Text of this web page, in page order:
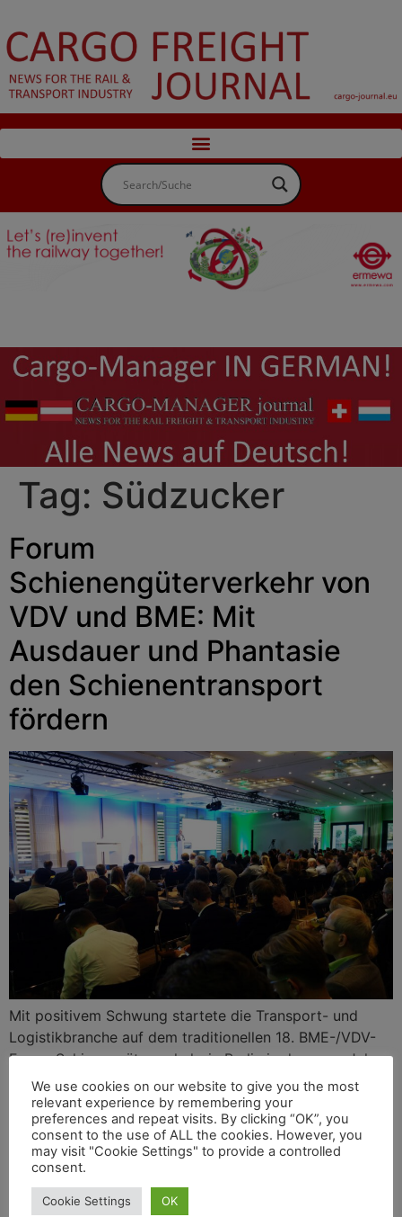
Tag: Südzucker
Forum
Schienengüterverkehr von
VDV und BME: Mit
Ausdauer und Phantasie
den Schienentransport
fördern
Mit positivem Schwung startete die Transport- und
Logistikbranche auf dem traditionellen 18. BME-/VDV-
Forum Schienengüterverkehr in Berlin in das neue Jahr –
trotz der aktuellen Rezession und Kostensteigerungen
für die Nutzung der Bahntrassen. VDV-Vizepräsident
Joachim Berends gegenüber dem CARGO FREIGHT
JOURNAL: „Wir dürfen bei der Eisenbahn nicht in kurzen
Zeiträumen denken bei den Themen Genehmigung neuer
Infrastruktur, Finanzierung, Erhalt des Bestandsnetzes.
Und das ist hier Thema gewesen.“
We use cookies on our website to give you the most
relevant experience by remembering your
preferences and repeat visits. By clicking “OK”, you
consent to the use of ALL the cookies. However, you
may visit "Cookie Settings" to provide a controlled
consent.
Cookie Settings OK